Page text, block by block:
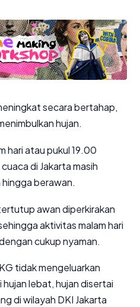
secara bertahap,
hujan.
hari atau pukul 19.00
di Jakarta masih
berawan.
awan diperkirakan
aktivitas malam hari
cukup nyaman.
tidak mengeluarkan
lebat, hujan disertai
di wilayah DKI Jakarta